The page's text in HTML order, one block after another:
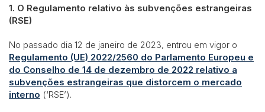
1. O Regulamento relativo às subvenções estrangeiras
(RSE)
No passado dia 12 de janeiro de 2023, entrou em vigor o
Regulamento (UE) 2022/2560 do Parlamento Europeu e
do Conselho de 14 de dezembro de 2022 relativo a
subvenções estrangeiras que distorcem o mercado
interno (‘RSE’).